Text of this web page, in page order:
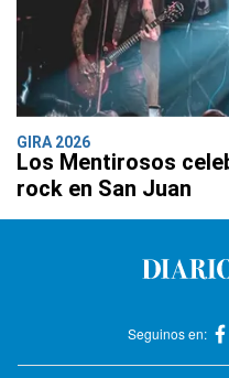
GIRA 2026
Los Mentirosos
rock en San Juan
Seguinos en: